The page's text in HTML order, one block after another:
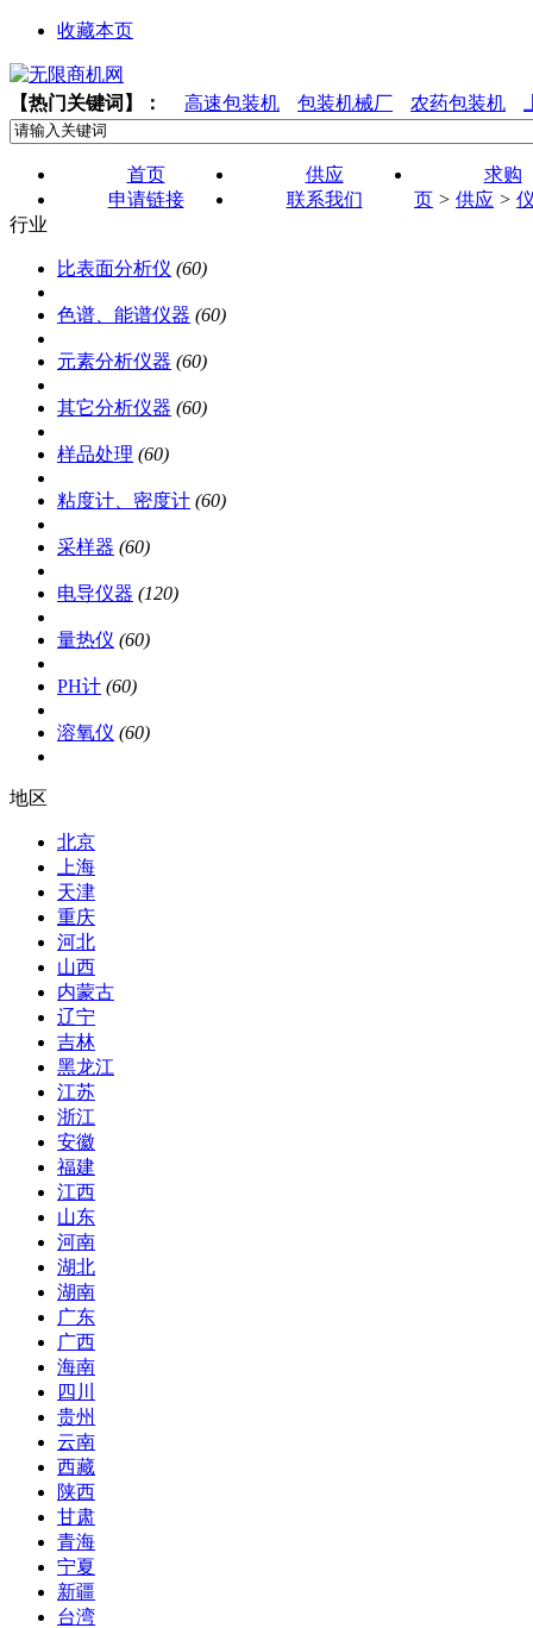
收藏本页
【热门关键词】： 高速包装机 包装机械厂 农药包装机
首页 供应
求购
申请链接
联系我们 页 > 供应 >
行业
比表面分析仪 (60)
色谱、能谱仪器 (60)
元素分析仪器 (60)
其它分析仪器 (60)
样品处理 (60)
粘度计、密度计 (60)
采样器 (60)
电导仪器 (120)
量热仪 (60)
PH计 (60)
溶氧仪 (60)
地区
北京
上海
天津
重庆
河北
山西
内蒙古
辽宁
吉林
黑龙江
江苏
浙江
安徽
福建
江西
山东
河南
湖北
湖南
广东
广西
海南
四川
贵州
云南
西藏
陕西
甘肃
青海
宁夏
新疆
台湾